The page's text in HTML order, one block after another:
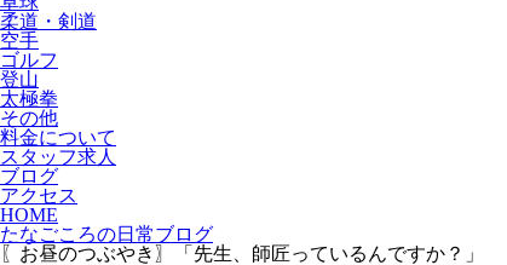
柔道・剣道
空手
ゴルフ
登山
太極拳
その他
料金について
スタッフ求人
ブログ
アクセス
HOME
たなごころの日常ブログ
〖お昼のつぶやき〗「先生、師匠っているんですか？」